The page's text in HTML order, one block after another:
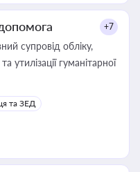
+7
супровід обліку,
гуманітарної
та ЗЕД